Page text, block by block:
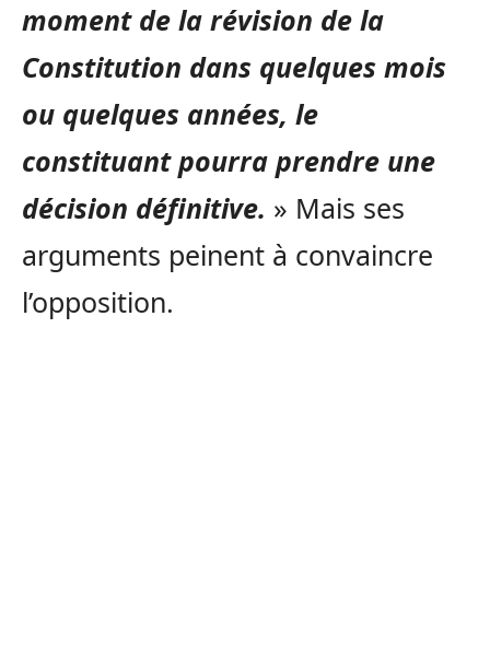
moment de la révision de la
Constitution dans quelques mois
ou quelques années, le
constituant pourra prendre une
décision définitive. » Mais ses
arguments peinent à convaincre
l’opposition.